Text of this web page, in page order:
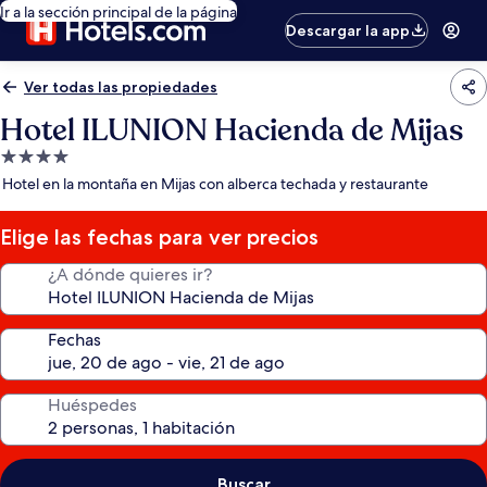
Ir a la sección principal de la página
Descargar la app
Ver todas las propiedades
Hotel ILUNION Hacienda de Mijas
Propiedad
de
estrellas
Hotel en la montaña en Mijas con alberca techada y restaurante
Elige las fechas para ver precios
¿A dónde quieres ir?
Fechas
Huéspedes